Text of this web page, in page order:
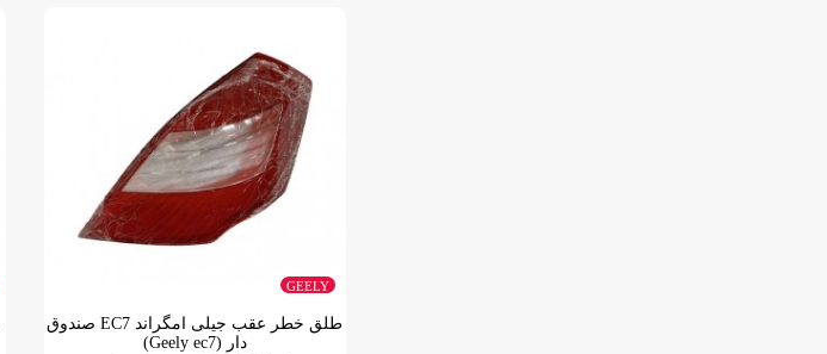
GEELY
طلق خطر عقب جيلی امگراند EC7 صندوق
دار (Geely ec7)